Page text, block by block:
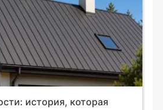
история, которая